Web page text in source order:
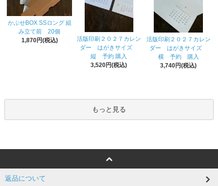
かぶせBOX SSロング 組
み立て前 20個
1,870円(税込)
活版印刷２０２７カレン
ダー はがきサイズ
縦 予約 購入
3,520円(税込)
活版印刷２０２７カレン
ダー はがきサイズ
横 予約 購入
3,740円(税込)
もっと見る
返品について